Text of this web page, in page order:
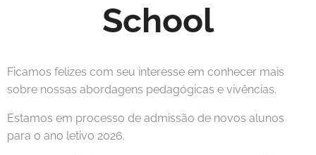
School
Ficamos felizes com seu interesse em conhecer mais
sobre nossas abordagens pedagógicas e vivências.
Estamos em processo de admissão de novos alunos
para o ano letivo 2026.